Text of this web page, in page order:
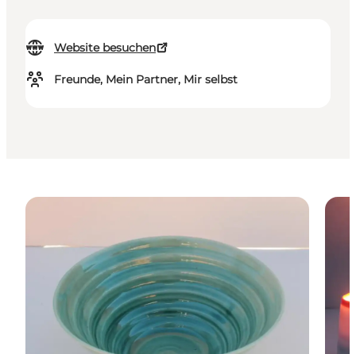
Website besuchen
Freunde, Mein Partner, Mir selbst